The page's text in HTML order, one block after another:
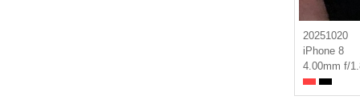
20251020
iPhone 8
4.00mm f/